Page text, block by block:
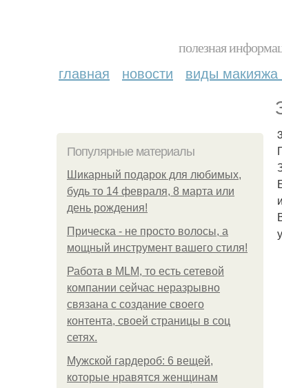
полезная
главная новости виды макияжа
Популярные материалы
Шикарный подарок для любимых,
будь то 14 февраля, 8 марта или
день рождения!
Прическа - не просто волосы, а
мощный инструмент вашего стиля!
Работа в MLM, то есть сетевой
компании сейчас неразрывно
связана с создание своего
контента, своей страницы в соц
сетях.
Мужской гардероб: 6 вещей,
которые нравятся женщинам